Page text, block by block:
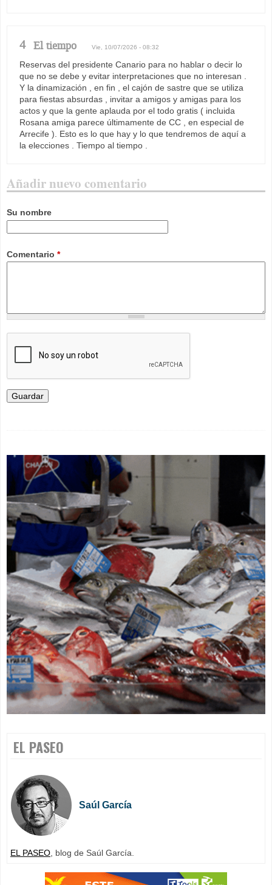
4 El tiempo Vie, 10/07/2026 - 08:32
Reservas del presidente Canario para no hablar o decir lo
que no se debe y evitar interpretaciones que no interesan .
Y la dinamización , en fin , el cajón de sastre que se utiliza
para fiestas absurdas , invitar a amigos y amigas para los
actos y que la gente aplauda por el todo gratis ( incluida
Rosana amiga parece últimamente de CC , en especial de
Arrecife ). Esto es lo que hay y lo que tendremos de aquí a
la elecciones . Tiempo al tiempo .
Añadir nuevo comentario
Su nombre
Comentario *
EL PASEO
Saúl García
EL PASEO, blog de Saúl García.